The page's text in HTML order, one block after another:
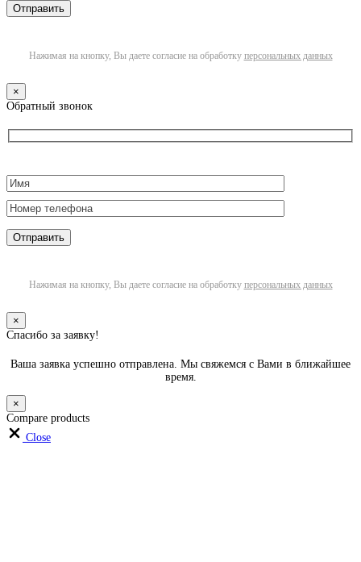
Нажимая на кнопку, Вы даете согласие на обработку персональных данных
×
Обратный звонок
Нажимая на кнопку, Вы даете согласие на обработку персональных данных
×
Спасибо за заявку!
Ваша заявка успешно отправлена. Мы свяжемся с Вами в ближайшее
время.
×
Compare products
Close